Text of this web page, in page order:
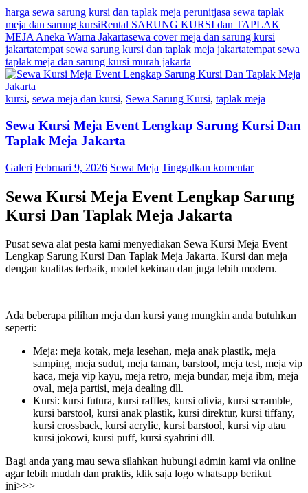
harga sewa sarung kursi dan taplak meja perunitjasa sewa taplak
meja dan sarung kursiRental SARUNG KURSI dan TAPLAK
MEJA Aneka Warna Jakartasewa cover meja dan sarung kursi
jakartatempat sewa sarung kursi dan taplak meja jakartatempat sewa
taplak meja dan sarung kursi murah jakarta
kursi, sewa meja dan kursi, Sewa Sarung Kursi, taplak meja
Sewa Kursi Meja Event Lengkap Sarung Kursi Dan
Taplak Meja Jakarta
Galeri Februari 9, 2026 Sewa Meja Tinggalkan komentar
Sewa Kursi Meja Event Lengkap Sarung
Kursi Dan Taplak Meja Jakarta
Pusat sewa alat pesta kami menyediakan Sewa Kursi Meja Event
Lengkap Sarung Kursi Dan Taplak Meja Jakarta. Kursi dan meja
dengan kualitas terbaik, model kekinan dan juga lebih modern.
Ada beberapa pilihan meja dan kursi yang mungkin anda butuhkan
seperti:
Meja: meja kotak, meja lesehan, meja anak plastik, meja
samping, meja sudut, meja taman, barstool, meja test, meja vip
kaca, meja vip kayu, meja retro, meja bundar, meja ibm, meja
oval, meja partisi, meja dealing dll.
Kursi: kursi futura, kursi raffles, kursi olivia, kursi scramble,
kursi barstool, kursi anak plastik, kursi direktur, kursi tiffany,
kursi crossback, kursi acrylic, kursi barstool, kursi vip atau
kursi jokowi, kursi puff, kursi syahrini dll.
Bagi anda yang mau sewa silahkan hubungi admin kami via online
agar lebih mudah dan praktis, klik saja logo whatsapp berikut
ini>>>